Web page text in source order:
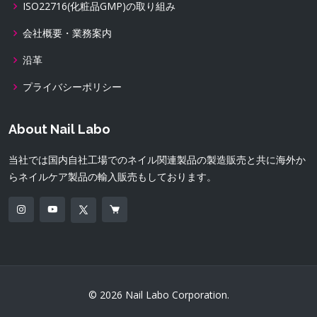
ISO22716(化粧品GMP)の取り組み
会社概要・業務案内
沿革
プライバシーポリシー
About Nail Labo
当社では国内自社工場でのネイル関連製品の製造販売と共に海外か
らネイルケア製品の輸入販売もしております。
© 2026 Nail Labo Corporation.